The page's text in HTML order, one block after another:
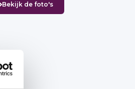
Bekijk de foto's